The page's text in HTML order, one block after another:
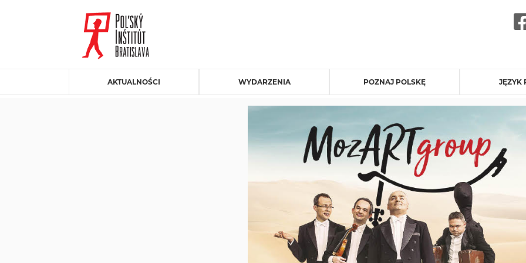
AKTUALNOŚCI WYDARZENIA POZNAJ POLSKĘ JĘZYK